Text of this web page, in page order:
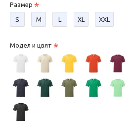
Размер
S М L XL XXL
Модел и цвят